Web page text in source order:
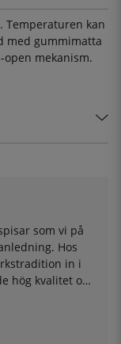
Temperaturen kan
med gummimatta
mekanism.
som vi på
Hos
in i
hög kvalitet och
till
kombinerat